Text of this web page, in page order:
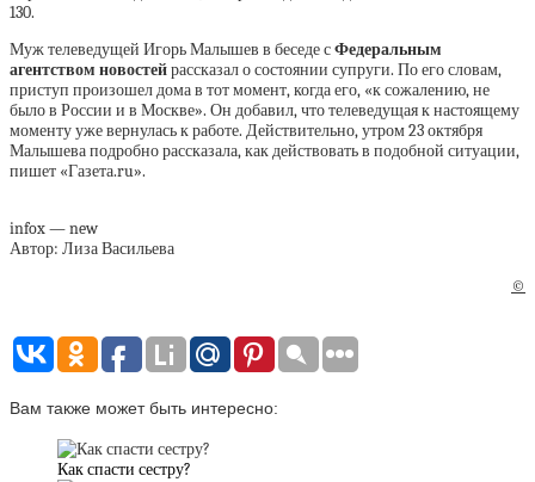
130.
Муж телеведущей Игорь Малышев в беседе сФедеральным
агентством новостейрассказал о состоянии супруги. По его словам,
приступ произошел дома в тот момент, когда его, «к сожалению, не
было в России и в Москве». Он добавил, что телеведущая к настоящему
моменту уже вернулась к работе. Действительно, утром 23 октября
Малышева подробно рассказала, как действовать в подобной ситуации,
пишет «Газета.ru».
infox — new
Автор: Лиза Васильева
©
Вам также может быть интересно:
Как спасти сестру?